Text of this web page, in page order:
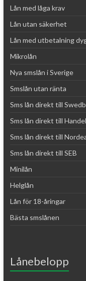
Lån med låga krav
Lån utan säkerhet
Lån med utbetalning
Mikrolån
Nya smslån i Sverige
Smslån utan ränta
Sms lån direkt till
Sms lån direkt till
Sms lån direkt till
Sms lån direkt till SEB
Minilån
Helglån
Lån för 18-åringar
Bästa smslånen
Lånebelopp